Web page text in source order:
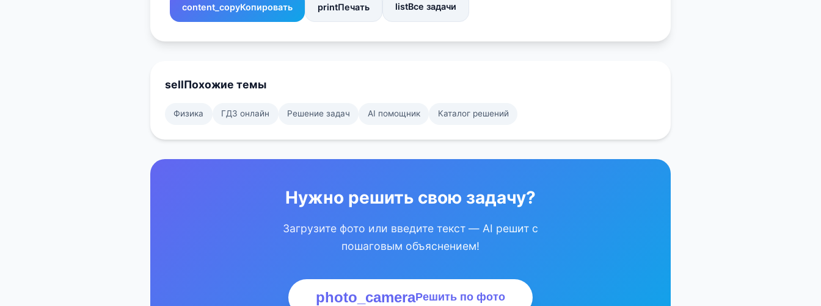
content_copyКопировать printПечать listВсе задачи
sellПохожие темы
Физика ГДЗ онлайн Решение задач AI помощник Каталог решений
Нужно решить свою задачу?
Загрузите фото или введите текст — AI решит с
пошаговым объяснением!
photo_cameraРешить по фото